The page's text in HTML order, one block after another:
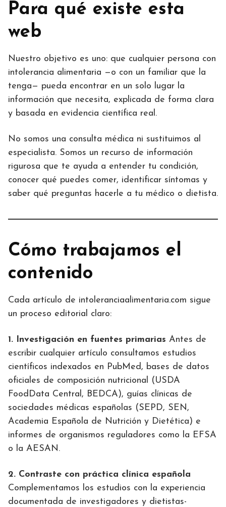
Para qué existe esta
web
Nuestro objetivo es uno: que cualquier persona con
intolerancia alimentaria —o con un familiar que la
tenga— pueda encontrar en un solo lugar la
información que necesita, explicada de forma clara
y basada en evidencia científica real.
No somos una consulta médica ni sustituimos al
especialista. Somos un recurso de información
rigurosa que te ayuda a entender tu condición,
conocer qué puedes comer, identificar síntomas y
saber qué preguntas hacerle a tu médico o dietista.
Cómo trabajamos el
contenido
Cada artículo de intoleranciaalimentaria.com sigue
un proceso editorial claro:
1. Investigación en fuentes primarias Antes de
escribir cualquier artículo consultamos estudios
científicos indexados en PubMed, bases de datos
oficiales de composición nutricional (USDA
FoodData Central, BEDCA), guías clínicas de
sociedades médicas españolas (SEPD, SEN,
Academia Española de Nutrición y Dietética) e
informes de organismos reguladores como la EFSA
o la AESAN.
2. Contraste con práctica clínica española
Complementamos los estudios con la experiencia
documentada de investigadores y dietistas-